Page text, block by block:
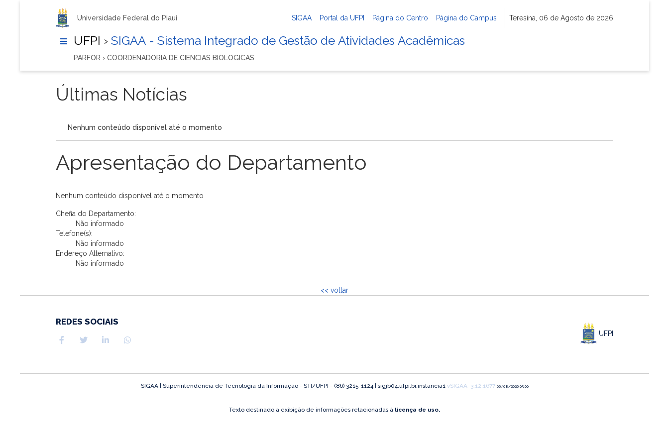
Universidade Federal do Piauí SIGAA Portal da UFPI Página do Centro Página do Campus Teresina, 06 de Agosto de 2026
UFPI › SIGAA - Sistema Integrado de Gestão de Atividades Acadêmicas
PARFOR › COORDENADORIA DE CIENCIAS BIOLOGICAS
Últimas Notícias
Nenhum conteúdo disponível até o momento
Apresentação do Departamento
Nenhum conteúdo disponível até o momento
Chefia do Departamento:
Não informado
Telefone(s):
Não informado
Endereço Alternativo:
Não informado
<< voltar
REDES SOCIAIS
UFPI
SIGAA | Superintendência de Tecnologia da Informação - STI/UFPI - (86) 3215-1124 | sigjb04.ufpi.br.instancia1 vSIGAA_3.12.1677 06/08/2026 05:00
Texto destinado a exibição de informações relacionadas à licença de uso.